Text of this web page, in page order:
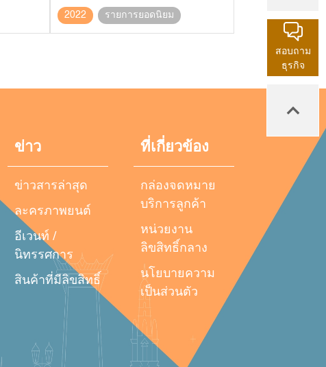
2022 รายการยอดนิยม
ข่าว
ข่าวสารล่าสุด
ละครภาพยนต์
อีเวนท์ /
นิทรรศการ
สินค้าที่มีลิขสิทธิ์
ที่เกี่ยวข้อง
กล่องจดหมาย
บริการลูกค้า
หน่วยงาน
ลิขสิทธิ์กลาง
นโยบายความ
เป็นส่วนตัว
สอบถาม
ธุรกิจ